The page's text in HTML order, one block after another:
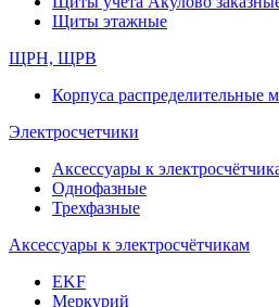
Щиты этажные
ЩРН, ЩРВ
Корпуса распределительные
Электросчетчики
Аксессуары к
Однофазные
Трехфазные
Аксессуары к электросчётчикам
EKF
Меркурий